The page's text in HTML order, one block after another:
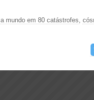
mundo em 80 catástrofes,